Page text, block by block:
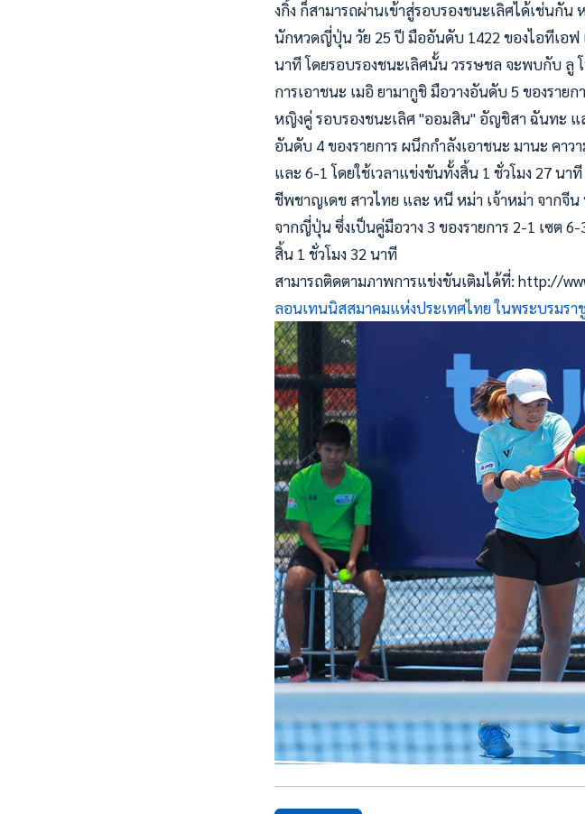
งกิ้ง ก็สามารถผ่านเข้าสู่รอบรองชนะเลิศได้เช่นกั
นักหวดญี่ปุ่น วัย 25 ปี มืออันดับ 1422 ของไอทีเอฟ
นาที โดยรอบรองชนะเลิศนั้น วรรษชล จะพบกับ ลู
การเอาชนะ เมอิ ยามากูชิ มือวางอันดับ 5 ของรา
หญิงคู่ รอบรองชนะเลิศ "ออมสิน" อัญชิสา ฉันทะ
อันดับ 4 ของรายการ ผนึกกำลังเอาชนะ มานะ คา
และ 6-1 โดยใช้เวลาแข่งขันทั้งสิ้น 1 ชั่วโมง 27 น
ชีพชาญเดช สาวไทย และ หนี หม่า เจ้าหม่า จากจีน
จากญี่ปุ่น ซึ่งเป็นคู่มือวาง 3 ของรายการ 2-1 เซต
สิ้น 1 ชั่วโมง 32 นาที
สามารถติดตามภาพการแข่งขันเติมได้ที่: http://
ลอนเทนนิสสมาคมแห่งประเทศไทย ในพระบรมรา